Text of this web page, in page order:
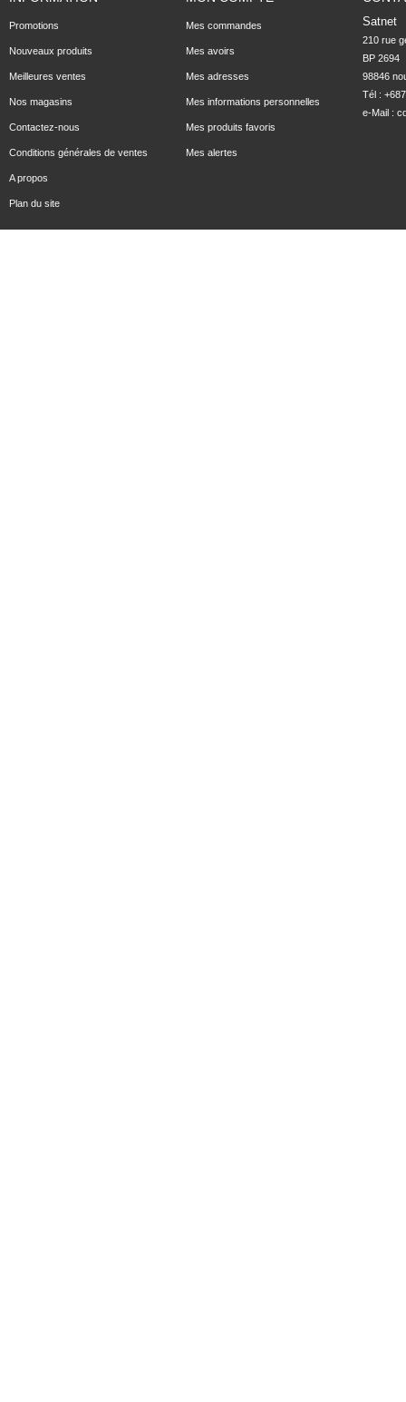
Promotions
Nouveaux produits
Meilleures ventes
Nos magasins
Contactez-nous
Conditions générales de ventes
A propos
Plan du site
Mes commandes
Mes avoirs
Mes adresses
Mes informations personnelles
Mes produits favoris
Mes alertes
Satnet
210 rue
BP 2694
98846
Tél :
e-Mail :